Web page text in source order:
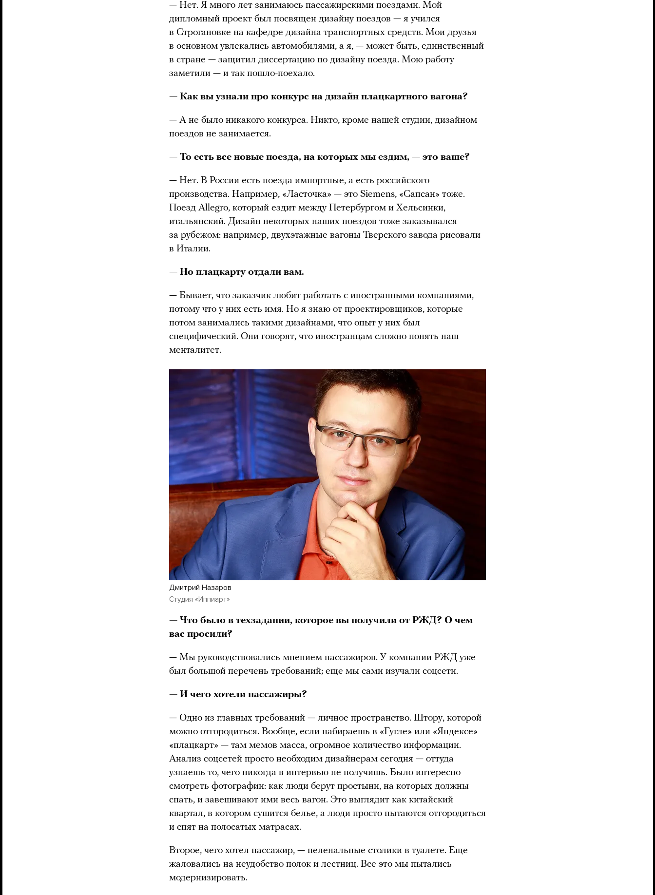
— Нет. Я много лет занимаюсь пассажирскими поездами. Мой
дипломный проект был посвящен дизайну поездов — я учился
в Строгановке на кафедре дизайна транспортных средств. Мои друзья
в основном увлекались автомобилями, а я, — может быть, единственный
в стране — защитил диссертацию по дизайну поезда. Мою работу
заметили — и так пошло-поехало.
— Как вы узнали про конкурс на дизайн плацкартного вагона?
— А не было никакого конкурса. Никто, кроме нашей студии, дизайном
поездов не занимается.
— То есть все новые поезда, на которых мы ездим, — это ваше?
— Нет. В России есть поезда импортные, а есть российского
производства. Например, «Ласточка» — это Siemens, «Сапсан» тоже.
Поезд Allegro, который ездит между Петербургом и Хельсинки,
итальянский. Дизайн некоторых наших поездов тоже заказывался
за рубежом: например, двухэтажные вагоны Тверского завода рисовали
в Италии.
— Но плацкарту отдали вам.
— Бывает, что заказчик любит работать с иностранными компаниями,
потому что у них есть имя. Но я знаю от проектировщиков, которые
потом занимались такими дизайнами, что опыт у них был
специфический. Они говорят, что иностранцам сложно понять наш
менталитет.
Дмитрий Назаров
Студия «Иппиарт»
— Что было в техзадании, которое вы получили от РЖД? О чем
вас просили?
— Мы руководствовались мнением пассажиров. У компании РЖД уже
был большой перечень требований; еще мы сами изучали соцсети.
— И чего хотели пассажиры?
— Одно из главных требований — личное пространство. Штору, которой
можно отгородиться. Вообще, если набираешь в «Гугле» или «Яндексе»
«плацкарт» — там мемов масса, огромное количество информации.
Анализ соцсетей просто необходим дизайнерам сегодня — оттуда
узнаешь то, чего никогда в интервью не получишь. Было интересно
смотреть фотографии: как люди берут простыни, на которых должны
спать, и завешивают ими весь вагон. Это выглядит как китайский
квартал, в котором сушится белье, а люди просто пытаются отгородиться
и спят на полосатых матрасах.
Второе, чего хотел пассажир, — пеленальные столики в туалете. Еще
жаловались на неудобство полок и лестниц. Все это мы пытались
модернизировать.